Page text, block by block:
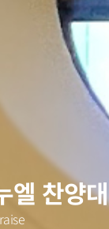
엘 찬양대